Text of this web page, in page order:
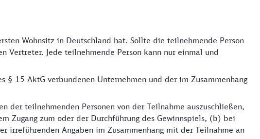
Wohnsitz in Deutschland hat. Sollte die teilnehmende Person
Vertreter. Jede teilnehmende Person kann nur einmal und
15 AktG verbundenen Unternehmen und der im Zusammenhang
der teilnehmenden Personen von der Teilnahme auszuschließen,
Zugang zum oder der Durchführung des Gewinnspiels, (b) bei
irreführenden Angaben im Zusammenhang mit der Teilnahme an